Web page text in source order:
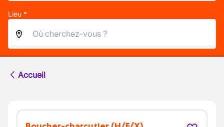
Lieu *
Accueil